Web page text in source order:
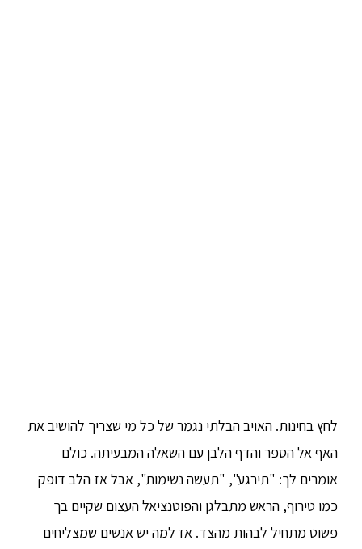
לחץ בחינות. האויב הבלתי נגמר של כל מי שצריך להושיב את
האף אל הספר והדף הלבן עם השאלה המבעיתה. כולם
אומרים לך: "תירגע", "תעשה נשימות", אבל אז הלב דופק
כמו טירוף, הראש מתבלגן והפוטנציאל העצום שקיים בך
פשוט מתחיל לבהות מהצד. אז למה יש אנשים שמצליחים